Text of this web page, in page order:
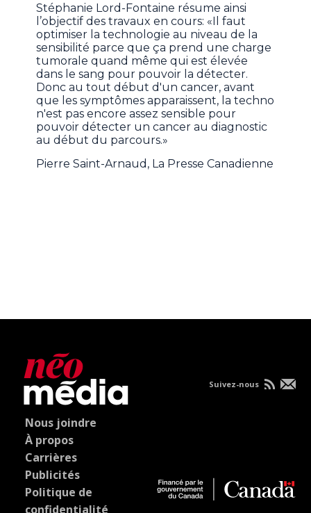
Stéphanie Lord-Fontaine résume ainsi
l’objectif des travaux en cours: «Il faut
optimiser la technologie au niveau de la
sensibilité parce que ça prend une charge
tumorale quand même qui est élevée
dans le sang pour pouvoir la détecter.
Donc au tout début d'un cancer, avant
que les symptômes apparaissent, la techno
n'est pas encore assez sensible pour
pouvoir détecter un cancer au diagnostic
au début du parcours.»
Pierre Saint-Arnaud, La Presse Canadienne
Nous joindre
À propos
Carrières
Publicités
Politique de
confidentialité
Suivez-nous